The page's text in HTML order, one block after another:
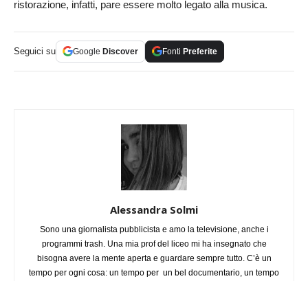
ristorazione, infatti, pare essere molto legato alla musica.
Seguici su Google Discover Fonti Preferite
Alessandra Solmi
Sono una giornalista pubblicista e amo la televisione, anche i
programmi trash. Una mia prof del liceo mi ha insegnato che
bisogna avere la mente aperta e guardare sempre tutto. C’è un
tempo per ogni cosa: un tempo per un bel documentario, un tempo